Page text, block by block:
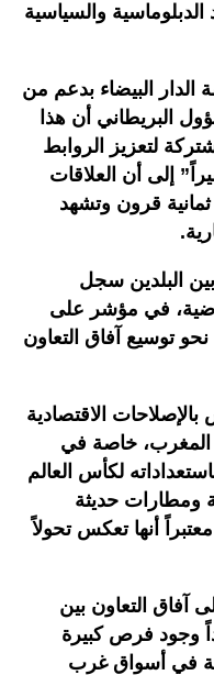
الدبلوماسية والسياسية
الدار البيضاء بدعم من
البريطاني أن هذا
لتعزيز الروابط
إلى أن العلاقات
ثمانية قرون وتشهد
البلدين سجل
في مؤشر على
نحو توسيع آفاق التعاون
الاقتصادية
المغرب، خاصة في
لكأس العالم
ومطارات حديثة
أنها تعكس تحولاً
آفاق التعاون بين
وجود فرص كبيرة
في أسواق غرب